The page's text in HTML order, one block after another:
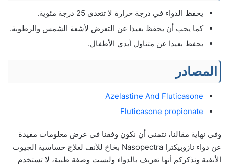
يحفظ الدواء في درجة حرارة لا تتعدى 25 درجة مئوية.
كما يجب أن يحفظ بعيدا عن التعرض لأشعة الشمس والرطوبة.
يحفظ بعيدا عن متناول أيدي الأطفال.
المصادر
Azelastine And Fluticasone
Fluticasone propionate
وفي نهاية مقالنا، نتمنى أن نكون وفقنا في عرض معلومات مفيدة
عن دواء نازوبيكترا Nasopectra بخاخ للأنف لعلاج حساسية الجيوب
الأنفية ونذكركم أنها تعريف بالدواء وليست وصفة طبية، لا تستخدم